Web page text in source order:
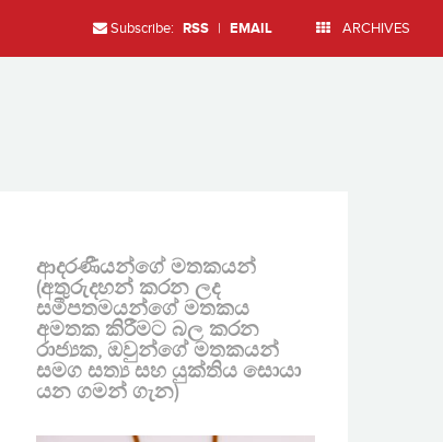
Subscribe: RSS | EMAIL ARCHIVES
ආදරණීයන්ගේ මතකයන්
(අතුරුදහන් කරන ලද
සමීපතමයන්ගේ මතකය
අමතක කිරීමට බල කරන
රාජ්‍යක, ඔවුන්ගේ මතකයන්
සමග සත්‍ය සහ යුක්තිය සොයා
යන ගමන් ගැන)